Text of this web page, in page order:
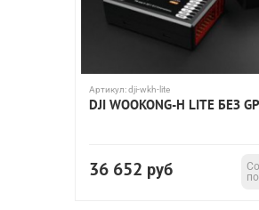
Артикул:dji-wkh-lite
DJI WOOKONG-H LITE БЕЗ
36 652 руб